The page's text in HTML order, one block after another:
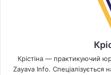
Крістіна — практикуючий
Zayava Info. Спеціалізується